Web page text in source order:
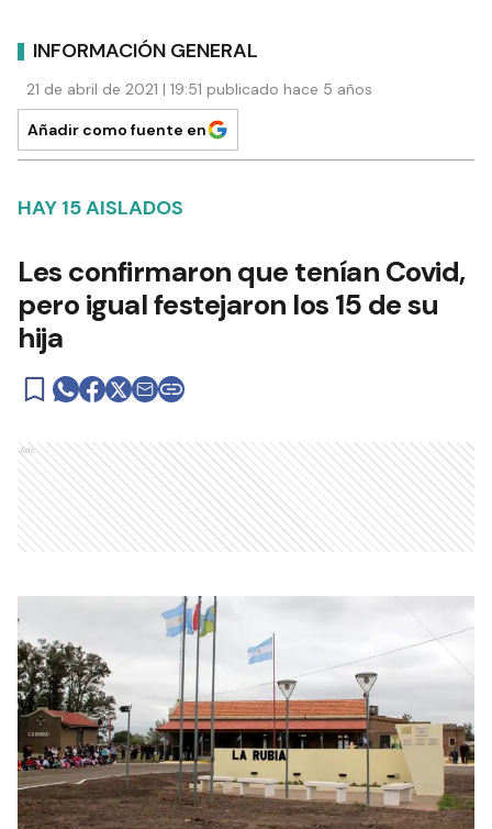
INFORMACIÓN GENERAL
21 de abril de 2021 | 19:51 publicado hace 5 años
Añadir como fuente en
HAY 15 AISLADOS
Les confirmaron que tenían Covid,
pero igual festejaron los 15 de su
hija
Ads